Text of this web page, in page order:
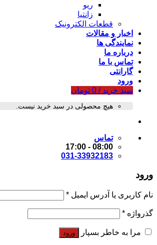
ریو
زانتیا
قطعات الکترونیک
اخبار و مقالات
نمایندگی ها
درباره ما
تماس با ما
گارانتی
ورود
سبد خرید / 0 تومان
هیچ محصولی در سبد خرید نیست.
تماس
08:00 - 17:00
031-33932183
ورود
نام کاربری یا آدرس ایمیل *
گذرواژه *
مرا به خاطر بسپار ورود